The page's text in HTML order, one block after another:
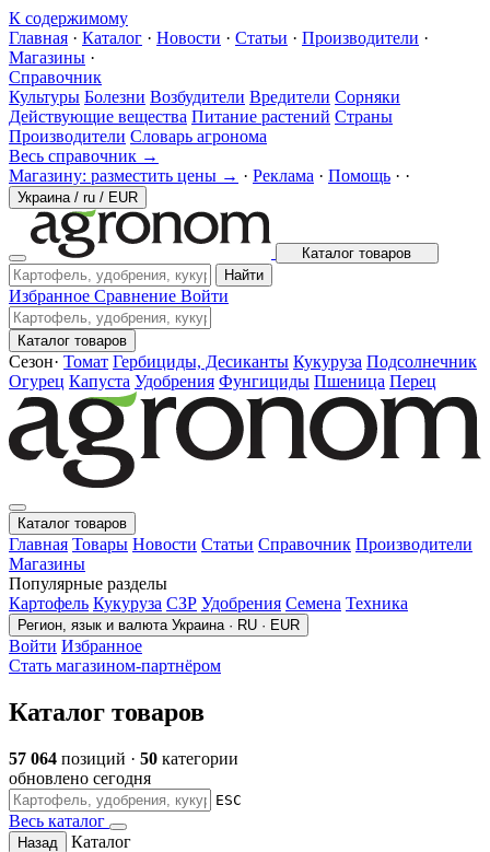
К содержимому
Главная · Каталог · Новости · Статьи · Производители ·
Магазины ·
Справочник
Культуры Болезни Возбудители Вредители Сорняки
Действующие вещества Питание растений Страны
Производители Словарь агронома
Весь справочник →
Магазину: разместить цены → · Реклама · Помощь · ·
Украина / ru / EUR
Каталог товаров
Найти
Избранное Сравнение Войти
Каталог товаров
Сезон· Томат Гербициды, Десиканты Кукуруза Подсолнечник
Огурец Капуста Удобрения Фунгициды Пшеница Перец
Каталог товаров
Главная Товары Новости Статьи Справочник Производители
Магазины
Популярные разделы
Картофель Кукуруза СЗР Удобрения Семена Техника
Регион, язык и валюта Украина · RU · EUR
Войти Избранное
Стать магазином-партнёром
Каталог товаров
57 064 позиций · 50 категории
обновлено сегодня
ESC
Весь каталог
Назад
Каталог